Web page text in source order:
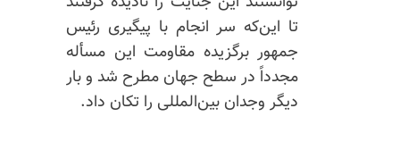
تا این‌که سر انجام با پیگیری رئیس
جمهور برگزیده مقاومت این مسأله
مجدداً در سطح جهان مطرح شد و بار
دیگر وجدان بین‌المللی را تکان داد.